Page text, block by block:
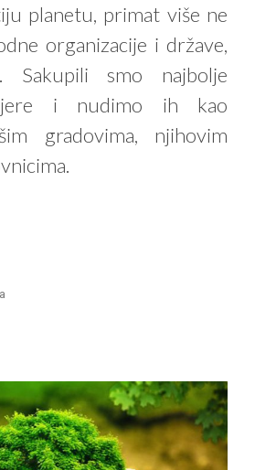
planetu, primat više ne
organizacije i države,
Sakupili smo najbolje
i nudimo ih kao
gradovima, njihovim
a